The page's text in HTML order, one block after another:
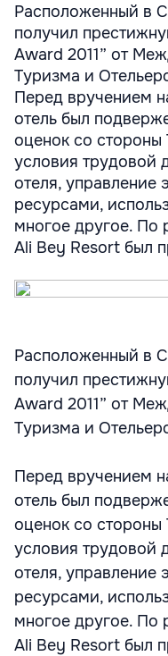
Расположенный в
получил
Award 2011” от
Туризма и
Перед вручением
отель был
оценок со
условия трудовой
отеля, управление
ресурсами,
многое другое. По
Ali Bey Resort был
Расположенный в
получил
Award 2011” от
Туризма и
Перед вручением
отель был
оценок со
условия трудовой
отеля, управление
ресурсами,
многое другое. По
Ali Bey Resort был